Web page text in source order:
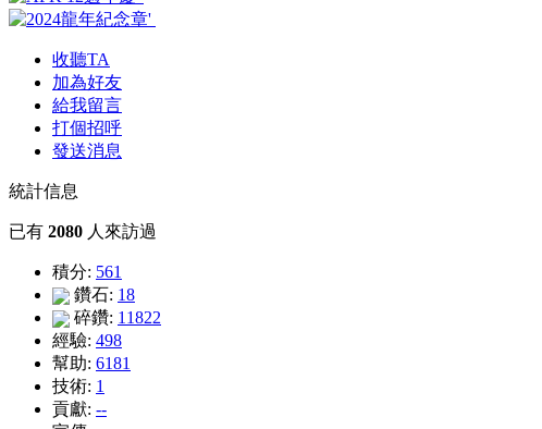
收聽TA
加為好友
給我留言
打個招呼
發送消息
統計信息
已有 2080 人來訪過
積分: 561
鑽石: 18
碎鑽: 11822
經驗: 498
幫助: 6181
技術: 1
貢獻: --